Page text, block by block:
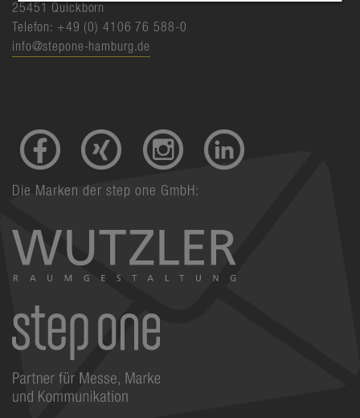
25451 Quickborn
Telefon: +49 (0) 4106 76 588-0
info@stepone-hamburg.de
Die Marken der step one GmbH: